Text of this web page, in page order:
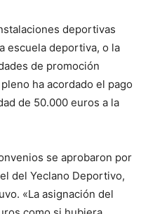
deportivas
escuela deportiva, o la
de promoción
ha acordado el pago
de 50.000 euros a la
se aprobaron por
del Yeclano Deportivo,
«La asignación del